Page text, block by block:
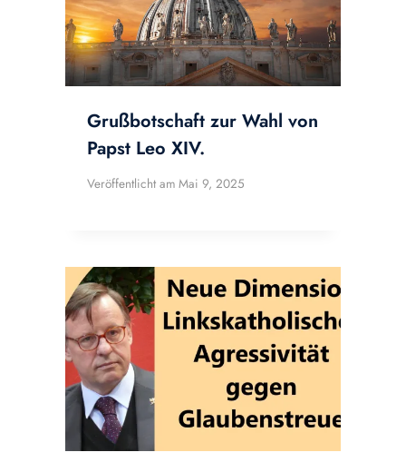
Grußbotschaft zur Wahl von
Papst Leo XIV.
Veröffentlicht am Mai 9, 2025